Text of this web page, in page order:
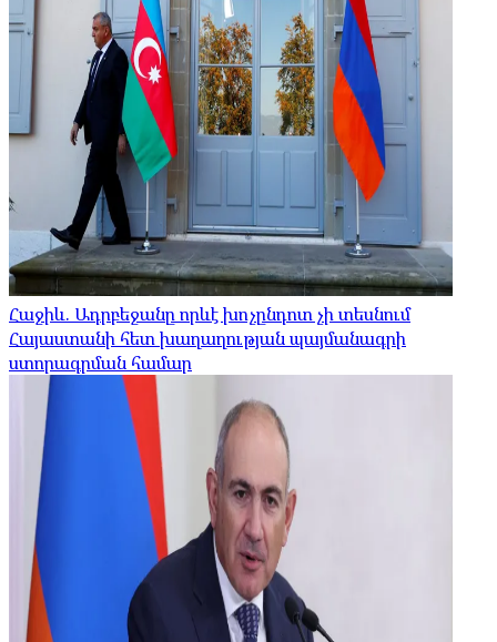
Հաջիև. Ադրբեջանը որևէ խոչընդոտ չի տեսնում
Հայաստանի հետ խաղաղության պայմանագրի
ստորագրման համար